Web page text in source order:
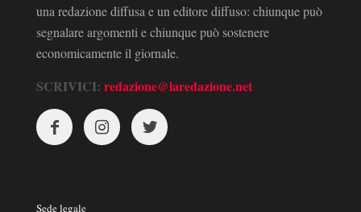
una redazione diffusa e un editore diffuso: chiunque può
segnalare argomenti e chiunque può sostenere
economicamente il giornale.
SCRIVICI: redazione@laredazione.net
Sede legale